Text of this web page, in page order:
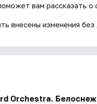
вам рассказать о
внесены изменения
Orchestra.